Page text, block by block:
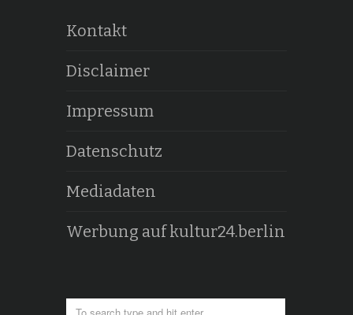
Kontakt
Disclaimer
Impressum
Datenschutz
Mediadaten
Werbung auf kultur24.berlin